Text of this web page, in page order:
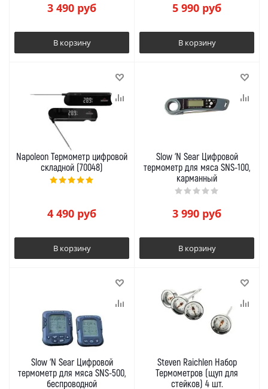
3 490 руб
В корзину
5 990 руб
В корзину
Napoleon Термометр цифровой
складной (70048)
4 490 руб
В корзину
Slow ‘N Sear Цифровой
термометр для мяса SNS-100,
карманный
3 990 руб
В корзину
Slow ‘N Sear Цифровой
термометр для мяса SNS-500,
беспроводной
Steven Raichlen Набор
Термометров (щуп для
стейков) 4 шт.